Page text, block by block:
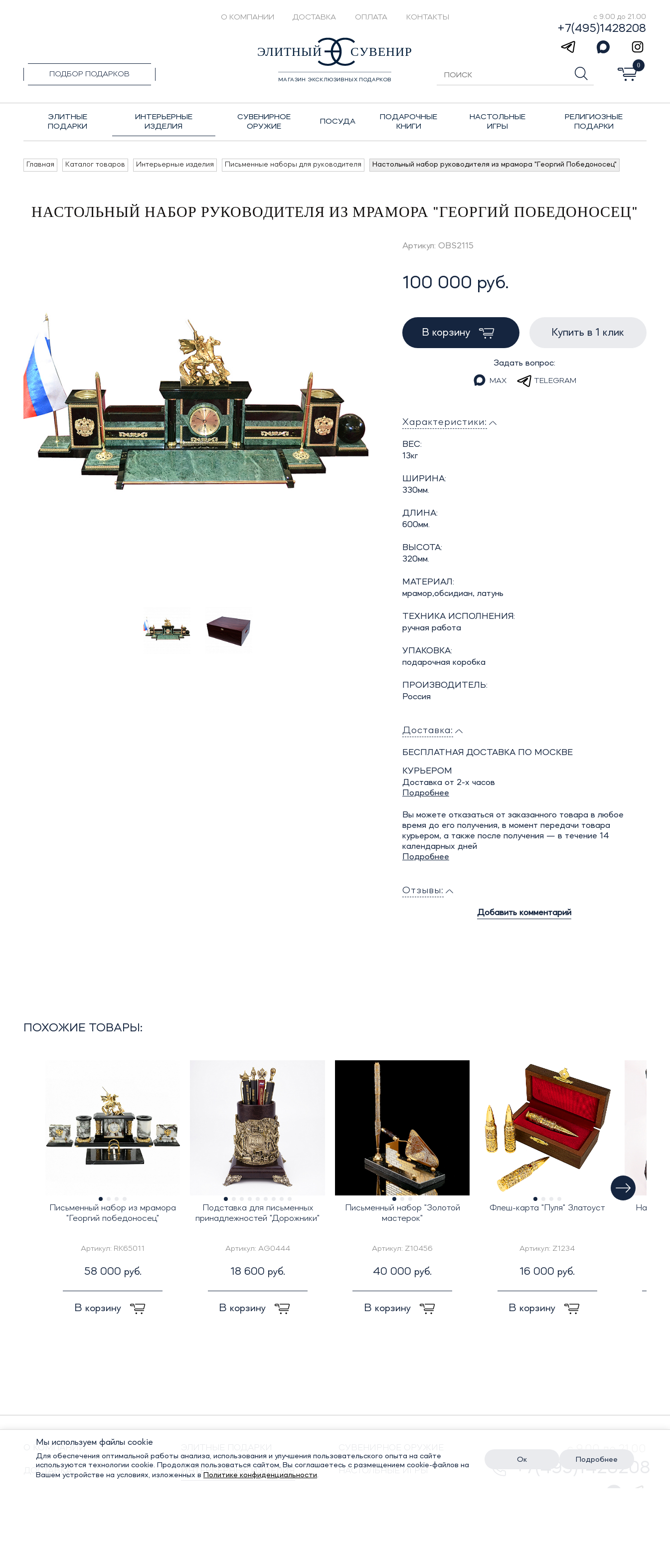
О КОМПАНИИ ДОСТАВКА ОПЛАТА КОНТАКТЫ с 9.00 до 21.00
+7(495)1428208
ПОДБОР ПОДАРКОВ
+7(495)1428208ЭЛИТНЫЙ СУВЕНИР
МАГАЗИН ЭКСКЛЮЗИВНЫХ ПОДАРКОВ
0
ЭЛИТНЫЕ
ПОДАРКИ
ИНТЕРЬЕРНЫЕ
ИЗДЕЛИЯ
СУВЕНИРНОЕ
ОРУЖИЕ
ПОСУДА
ПОДАРОЧНЫЕ
КНИГИ
НАСТОЛЬНЫЕ
ИГРЫ
РЕЛИГИОЗНЫЕ
ПОДАРКИ
Главная Каталог товаров Интерьерные изделия Письменные наборы для руководителя Настольный набор руководителя из мрамора "Георгий Победоносец"
НАСТОЛЬНЫЙ НАБОР РУКОВОДИТЕЛЯ ИЗ МРАМОРА "ГЕОРГИЙ ПОБЕДОНОСЕЦ"
Артикул: OBS2115
100 000 руб.
В корзину Купить в 1 клик
Задать вопрос:
MAX TELEGRAM
Характеристики:
ВЕС:
13кг
ШИРИНА:
330мм.
ДЛИНА:
600мм.
ВЫСОТА:
320мм.
МАТЕРИАЛ:
мрамор,обсидиан, латунь
ТЕХНИКА ИСПОЛНЕНИЯ:
ручная работа
УПАКОВКА:
подарочная коробка
ПРОИЗВОДИТЕЛЬ:
Россия
Доставка:
БЕСПЛАТНАЯ ДОСТАВКА ПО МОСКВЕ
КУРЬЕРОМ
Доставка от 2-х часов
Подробнее
Вы можете отказаться от заказанного товара в любое
время до его получения, в момент передачи товара
курьером, а также после получения — в течение 14
календарных дней
Подробнее
Отзывы:
Добавить комментарий
ПОХОЖИЕ ТОВАРЫ:
Письменный набор из мрамора
"Георгий победоносец"
Артикул: RK65011
58 000 руб.
В корзину
Подставка для письменных
принадлежностей "Дорожники"
Артикул: AG0444
18 600 руб.
В корзину
Письменный набор "Золотой
мастерок"
Артикул: Z10456
40 000 руб.
В корзину
Флеш-карта "Пуля" Златоуст
Артикул: Z1234
16 000 руб.
В корзину
Набор
О КОМПАНИИ
ДОСТАВКА ИНТЕРЬЕРНЫЕ ИЗДЕЛИЯ НАСТОЛЬНЫЕ ИГРЫ +7(495)1428208
Мы используем файлы cookie
Для обеспечения оптимальной работы анализа, использования и улучшения пользовательского опыта на сайте
используются технологии cookie. Продолжая пользоваться сайтом, Вы соглашаетесь с размещением cookie-файлов на
Вашем устройстве на условиях, изложенных в Политике конфиденциальности.
Ок Подробнее